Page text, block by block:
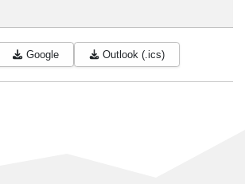
Google Outlook (.ics)